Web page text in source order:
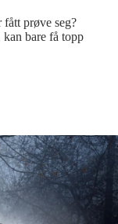
prøve seg?
bare få topp